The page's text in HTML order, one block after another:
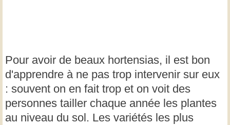
Pour avoir de beaux hortensias, il est bon
d'apprendre à ne pas trop intervenir sur eux
: souvent on en fait trop et on voit des
personnes tailler chaque année les plantes
au niveau du sol. Les variétés les plus